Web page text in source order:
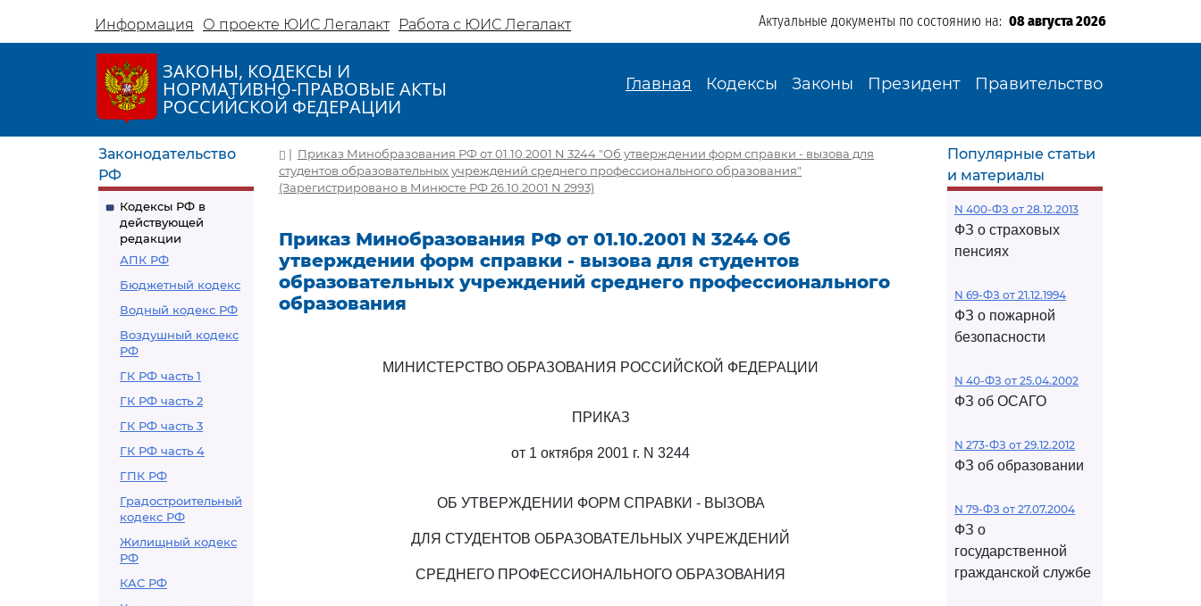
Информация О проекте ЮИС Легалакт Работа с ЮИС Легалакт Актуальные документы по состоянию на: 08 августа 2026
ЗАКОНЫ, КОДЕКСЫ И
НОРМАТИВНО-ПРАВОВЫЕ АКТЫ
РОССИЙСКОЙ ФЕДЕРАЦИИ
Главная Кодексы Законы Президент Правительство
Законодательство
РФ
Кодексы РФ в
действующей
редакции
АПК РФ
Бюджетный кодекс
Водный кодекс РФ
Воздушный кодекс
РФ
ГК РФ часть 1
ГК РФ часть 2
ГК РФ часть 3
ГК РФ часть 4
ГПК РФ
Градостроительный
кодекс РФ
Жилищный кодекс
РФ
КАС РФ
| Приказ Минобразования РФ от 01.10.2001 N 3244 "Об утверждении форм справки - вызова для
студентов образовательных учреждений среднего профессионального образования"
(Зарегистрировано в Минюсте РФ 26.10.2001 N 2993)
Приказ Минобразования РФ от 01.10.2001 N 3244 Об
утверждении форм справки - вызова для студентов
образовательных учреждений среднего профессионального
образования
МИНИСТЕРСТВО ОБРАЗОВАНИЯ РОССИЙСКОЙ ФЕДЕРАЦИИ
ПРИКАЗ
от 1 октября 2001 г. N 3244
ОБ УТВЕРЖДЕНИИ ФОРМ СПРАВКИ - ВЫЗОВА
ДЛЯ СТУДЕНТОВ ОБРАЗОВАТЕЛЬНЫХ УЧРЕЖДЕНИЙ
СРЕДНЕГО ПРОФЕССИОНАЛЬНОГО ОБРАЗОВАНИЯ
Популярные статьи
и материалы
N 400-ФЗ от 28.12.2013
ФЗ о страховых
пенсиях
N 69-ФЗ от 21.12.1994
ФЗ о пожарной
безопасности
N 40-ФЗ от 25.04.2002
ФЗ об ОСАГО
N 273-ФЗ от 29.12.2012
ФЗ об образовании
N 79-ФЗ от 27.07.2004
ФЗ о
государственной
гражданской службе